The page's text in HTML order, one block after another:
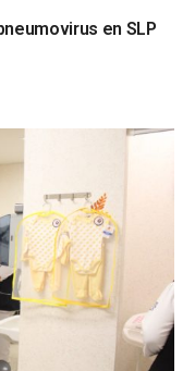
en SLP